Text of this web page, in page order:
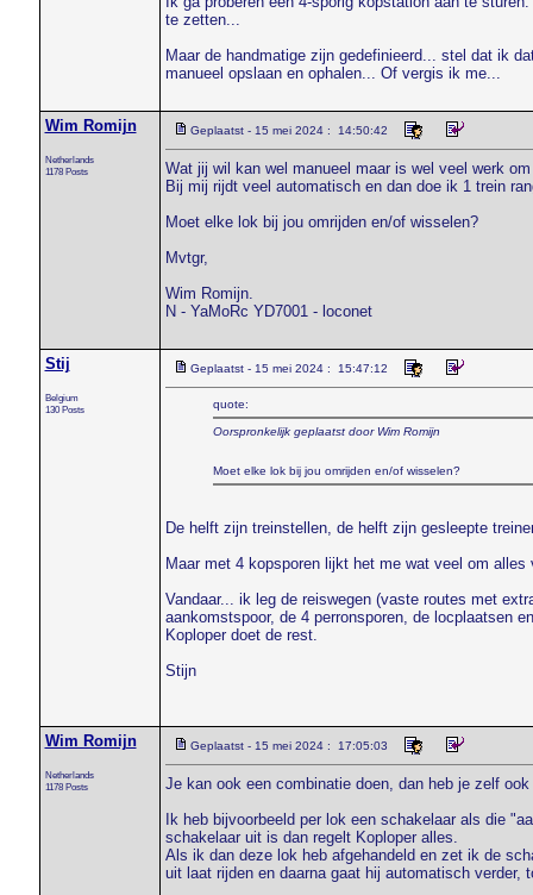
te zetten...
Maar de handmatige zijn gedefinieerd... stel dat ik
manueel opslaan en ophalen... Of vergis ik me...
Wim Romijn
Netherlands
1178 Posts
Geplaatst - 15 mei 2024 : 14:50:42
Wat jij wil kan wel manueel maar is wel veel werk
Bij mij rijdt veel automatisch en dan doe ik 1 trein
Moet elke lok bij jou omrijden en/of wisselen?
Mvtgr,
Wim Romijn.
N - YaMoRc YD7001 - loconet
Stij
Belgium
130 Posts
Geplaatst - 15 mei 2024 : 15:47:12
quote:
Oorspronkelijk geplaatst door Wim Romijn
Moet elke lok bij jou omrijden en/of wisselen?
De helft zijn treinstellen, de helft zijn gesleepte
Maar met 4 kopsporen lijkt het me wat veel om alles
Vandaar... ik leg de reiswegen (vaste routes met
aankomstspoor, de 4 perronsporen, de locplaatsen
Koploper doet de rest.
Stijn
Wim Romijn
Netherlands
1178 Posts
Geplaatst - 15 mei 2024 : 17:05:03
Je kan ook een combinatie doen, dan heb je zelf
Ik heb bijvoorbeeld per lok een schakelaar als die
schakelaar uit is dan regelt Koploper alles.
Als ik dan deze lok heb afgehandeld en zet ik de
uit laat rijden en daarna gaat hij automatisch verder,